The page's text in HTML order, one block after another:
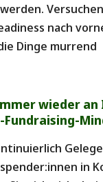
nach
Dinge murrend
wieder an
Fundraising-
in